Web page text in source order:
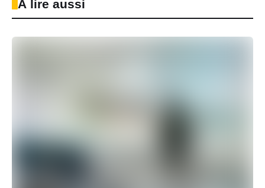
À lire aussi